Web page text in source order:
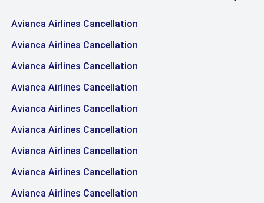
Avianca Airlines Cancellation
Avianca Airlines Cancellation
Avianca Airlines Cancellation
Avianca Airlines Cancellation
Avianca Airlines Cancellation
Avianca Airlines Cancellation
Avianca Airlines Cancellation
Avianca Airlines Cancellation
Avianca Airlines Cancellation